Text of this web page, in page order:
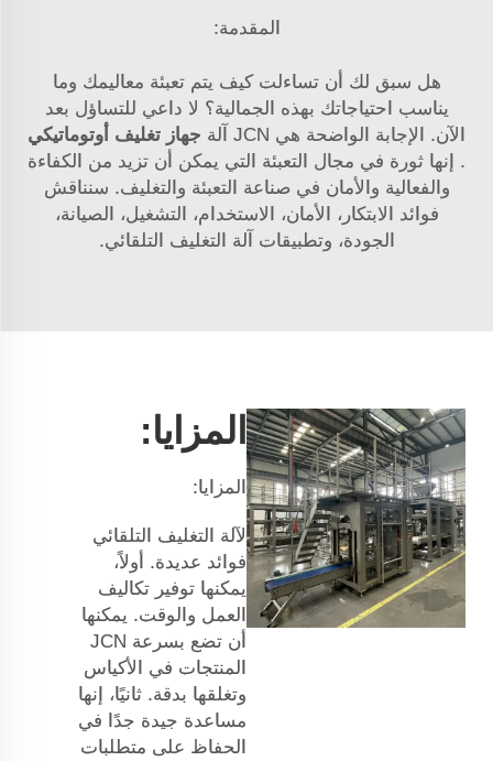
المقدمة:
هل سبق لك أن تساءلت كيف يتم تعبئة معاليمك وما
يناسب احتياجاتك بهذه الجمالية؟ لا داعي للتساؤل بعد
الآن. الإجابة الواضحة هي JCN آلة جهاز تغليف أوتوماتيكي
. إنها ثورة في مجال التعبئة التي يمكن أن تزيد من الكفاءة
والفعالية والأمان في صناعة التعبئة والتغليف. سنناقش
فوائد الابتكار، الأمان، الاستخدام، التشغيل، الصيانة،
الجودة، وتطبيقات آلة التغليف التلقائي.
المزايا:
المزايا:
لآلة التغليف التلقائي
فوائد عديدة. أولاً،
يمكنها توفير تكاليف
العمل والوقت. يمكنها
أن تضع بسرعة JCN
المنتجات في الأكياس
وتغلقها بدقة. ثانيًا، إنها
مساعدة جيدة جدًا في
الحفاظ على متطلبات